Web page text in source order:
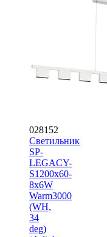
028152
Светильник
SP-
LEGACY-
S1200x60-
8x6W
Warm3000
(WH,
34
deg)